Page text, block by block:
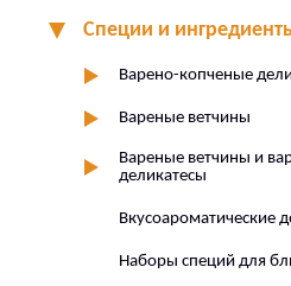
Специи и
Варено-копченые
Вареные ветчины
Вареные ветчины и
деликатесы
Вкусоароматические
Наборы специй для